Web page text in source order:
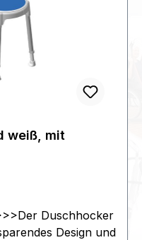
weiß, mit
Duschhocker
Design und